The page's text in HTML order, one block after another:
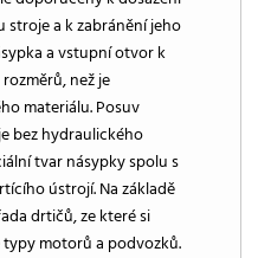
a k zabránění jeho
a vstupní otvor k
než je
materiálu. Posuv
bez hydraulického
tvar násypky spolu s
ústrojí. Na základě
drtičů, ze které si
motorů a podvozků.